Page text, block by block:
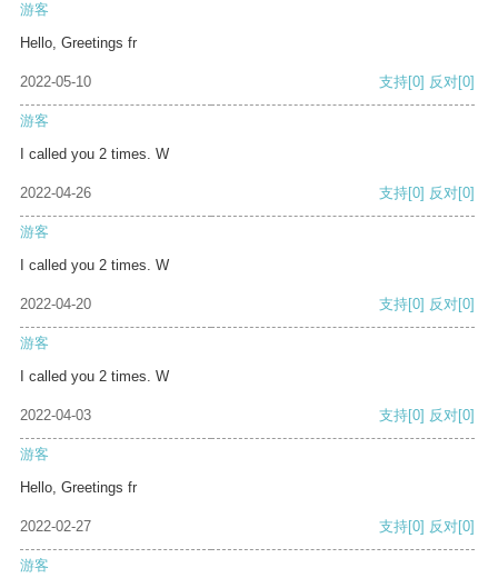
游客
Hello, Greetings fr
2022-05-10 支持[0] 反对[0]
游客
I called you 2 times. W
2022-04-26 支持[0] 反对[0]
游客
I called you 2 times. W
2022-04-20 支持[0] 反对[0]
游客
I called you 2 times. W
2022-04-03 支持[0] 反对[0]
游客
Hello, Greetings fr
2022-02-27 支持[0] 反对[0]
游客